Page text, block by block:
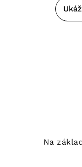
Na